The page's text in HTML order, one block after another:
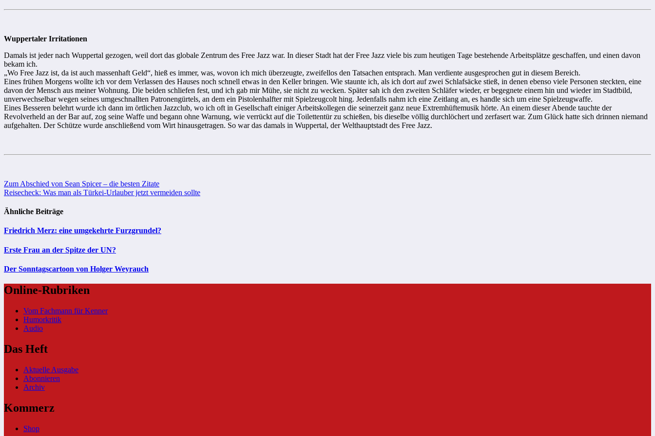
Wuppertaler Irritationen
Damals ist jeder nach Wuppertal gezogen, weil dort das globale Zentrum des Free Jazz war. In dieser Stadt hat der Free Jazz viele bis zum heutigen Tage bestehende Arbeitsplätze geschaffen, und einen davon
bekam ich.
„Wo Free Jazz ist, da ist auch massenhaft Geld“, hieß es immer, was, wovon ich mich überzeugte, zweifellos den Tatsachen entsprach. Man verdiente ausgesprochen gut in diesem Bereich.
Eines frühen Morgens wollte ich vor dem Verlassen des Hauses noch schnell etwas in den Keller bringen. Wie staunte ich, als ich dort auf zwei Schlafsäcke stieß, in denen ebenso viele Personen steckten, eine
davon der Mensch aus meiner Wohnung. Die beiden schliefen fest, und ich gab mir Mühe, sie nicht zu wecken. Später sah ich den zweiten Schläfer wieder, er begegnete einem hin und wieder im Stadtbild,
unverwechselbar wegen seines umgeschnallten Patronengürtels, an dem ein Pistolenhalfter mit Spielzeugcolt hing. Jedenfalls nahm ich eine Zeitlang an, es handle sich um eine Spielzeugwaffe.
Eines Besseren belehrt wurde ich dann im örtlichen Jazzclub, wo ich oft in Gesellschaft einiger Arbeitskollegen die seinerzeit ganz neue Extremhüftemusik hörte. An einem dieser Abende tauchte der
Revolverheld an der Bar auf, zog seine Waffe und begann ohne Warnung, wie verrückt auf die Toilettentür zu schießen, bis dieselbe völlig durchlöchert und zerfasert war. Zum Glück hatte sich drinnen niemand
aufgehalten. Der Schütze wurde anschließend vom Wirt hinausgetragen. So war das damals in Wuppertal, der Welthauptstadt des Free Jazz.
Beitragsnavigation
Zum Abschied von Sean Spicer – die besten Zitate
Reisecheck: Was man als Türkei-Urlauber jetzt vermeiden sollte
Ähnliche Beiträge
Friedrich Merz: eine umgekehrte Furzgrundel?
Erste Frau an der Spitze der UN?
Der Sonntagscartoon von Holger Weyrauch
Online-Rubriken
Vom Fachmann für Kenner
Humorkritik
Audio
Das Heft
Aktuelle Ausgabe
Abonnieren
Archiv
Kommerz
Shop